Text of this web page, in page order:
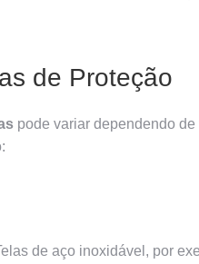
de Proteção
pode variar dependendo de
de aço inoxidável, por